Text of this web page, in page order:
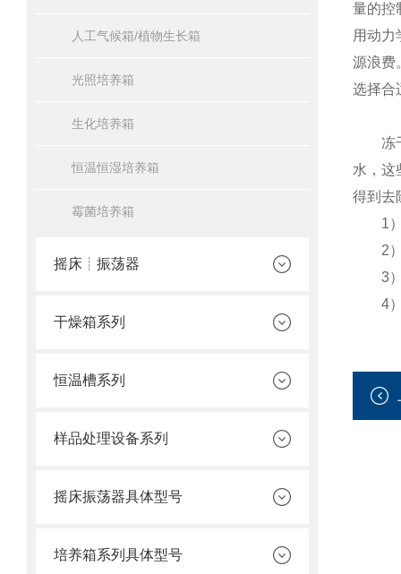
人工气候箱/植物生长箱
光照培养箱
生化培养箱
恒温恒湿培养箱
霉菌培养箱
摇床┊振荡器
干燥箱系列
恒温槽系列
样品处理设备系列
摇床振荡器具体型号
培养箱系列具体型号
量的控
用动力
源浪费
选择合
冻干
水，这
得到
1）
2）
3）
4）